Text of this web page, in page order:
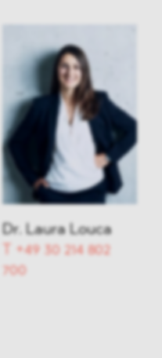
Dr. Laura Louca
T +49 30 214 802
700